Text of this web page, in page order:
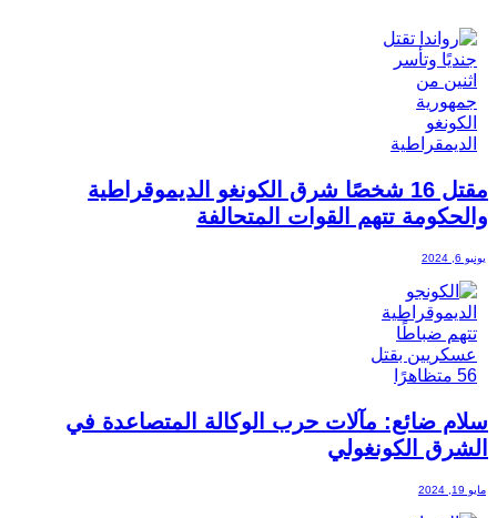
مقتل 16 شخصًا شرق الكونغو الديموقراطية
والحكومة تتهم القوات المتحالفة
يونيو 6, 2024
سلام ضائع: مآلات حرب الوكالة المتصاعدة في
الشرق الكونغولي
مايو 19, 2024